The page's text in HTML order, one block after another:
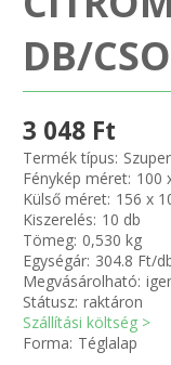
SIMÍTÓZÁRAS
TÖMLŐBILINCS
DB/
3 048 Ft
Termék típus:
Fénykép méret: 100
Külső méret: 156 x
Kiszerelés: 10 db
Tömeg: 0,530 kg
Egységár: 304.8 Ft/
Megvásárolható:
Státusz: raktáron
Szállítási költség >
Forma: Téglalap